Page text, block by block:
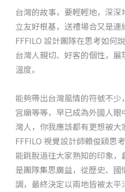
台灣的故事，要輕輕地，深
立友好根基，送禮場合又是連
FFFILO 設計團隊在思考如何
台灣人親切、好客的個性，
溫度。
能夠帶出台灣風情的符號不少
宮廟等等，早已成為外國人
灣人，你我應該都有更想被大
FFFILO 視覺設計師賴俊穎思
能跳脫過往大家熟知的印象
是團隊集思廣益，從歷史、
調，最終決定以兩地皆被太